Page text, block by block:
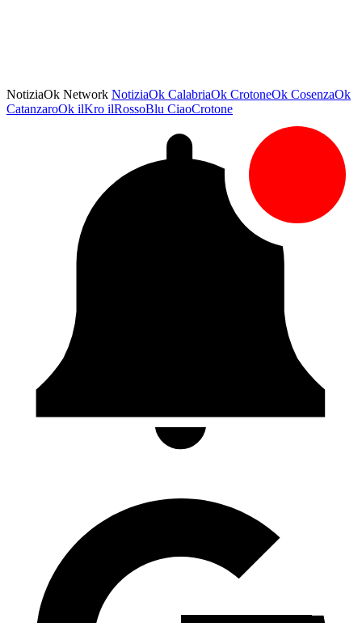
NotiziaOk Network NotiziaOk CalabriaOk CrotoneOk CosenzaOk
CatanzaroOk ilKro ilRossoBlu CiaoCrotone